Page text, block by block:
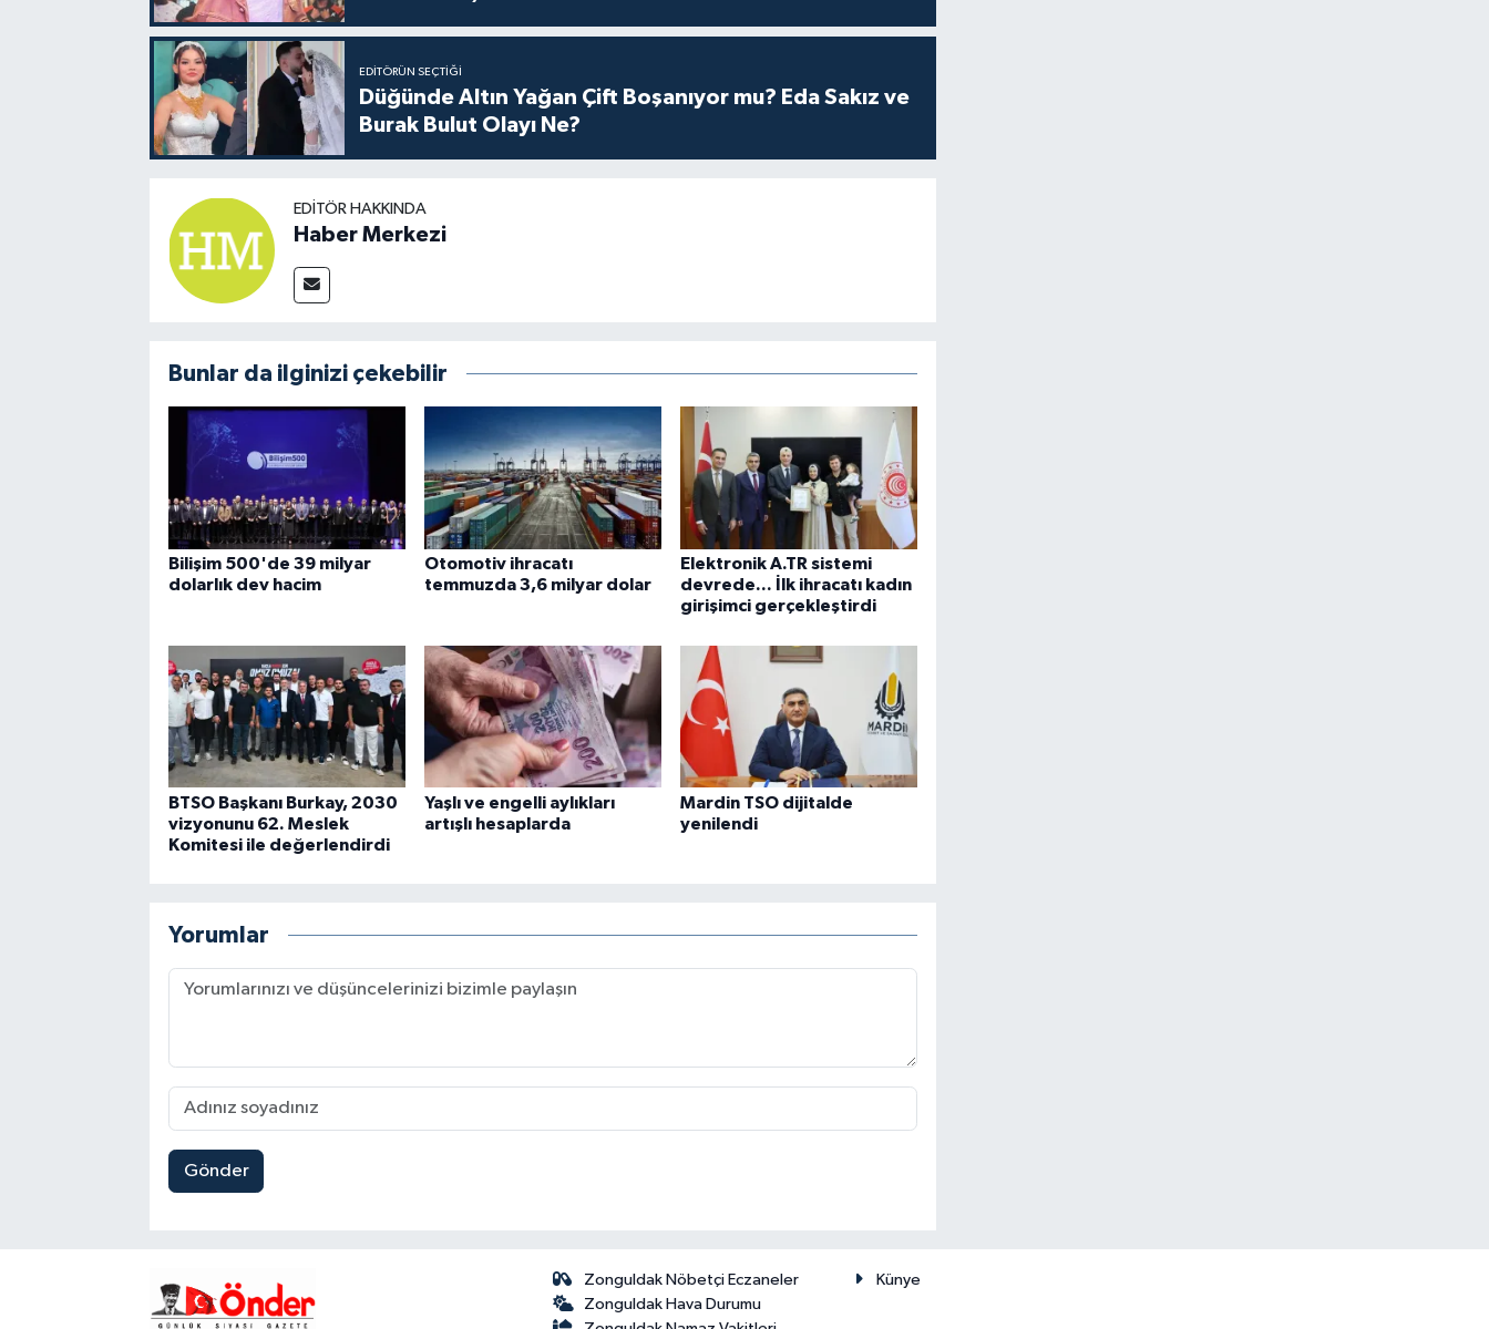
EDITÖRÜN SEÇTIĞI
Düğünde Altın Yağan Çift Boşanıyor mu? Eda Sakız ve
Burak Bulut Olayı Ne?
EDITÖR HAKKINDA
Haber Merkezi
Bunlar da ilginizi çekebilir
Bilişim 500'de 39 milyar
dolarlık dev hacim
Otomotiv ihracatı
temmuzda 3,6 milyar dolar
Elektronik A.TR sistemi
devrede... İlk ihracatı kadın
girişimci gerçekleştirdi
BTSO Başkanı Burkay, 2030
vizyonunu 62. Meslek
Komitesi ile değerlendirdi
Yaşlı ve engelli aylıkları
artışlı hesaplarda
Mardin TSO dijitalde
yenilendi
Yorumlar
Gönder
Zonguldak Nöbetçi Eczaneler
Zonguldak Hava Durumu
Künye